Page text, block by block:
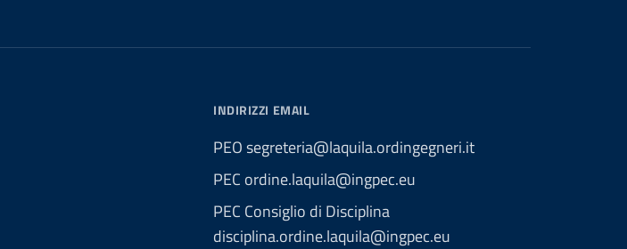
INDIRIZZI EMAIL
PEO segreteria@laquila.ordingegneri.it
PEC ordine.laquila@ingpec.eu
PEC Consiglio di Disciplina
disciplina.ordine.laquila@ingpec.eu